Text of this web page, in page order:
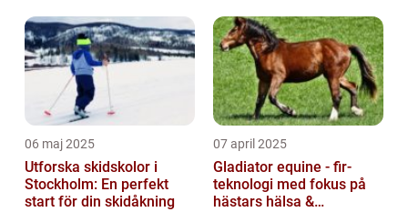
06 maj 2025
Utforska skidskolor i
Stockholm: En perfekt
start för din skidåkning
07 april 2025
Gladiator equine - fir-
teknologi med fokus på
hästars hälsa &